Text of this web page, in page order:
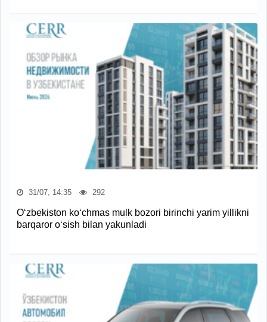
31/07, 14:35 292
O‘zbekiston ko‘chmas mulk bozori birinchi yarim yillikni
barqaror o‘sish bilan yakunladi